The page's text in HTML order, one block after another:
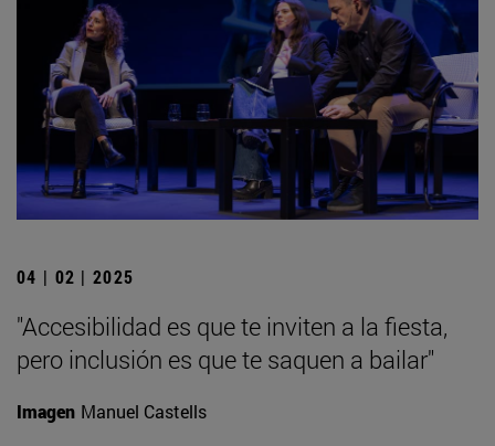
04 | 02 | 2025
"Accesibilidad es que te inviten a la fiesta,
pero inclusión es que te saquen a bailar"
Imagen Manuel Castells